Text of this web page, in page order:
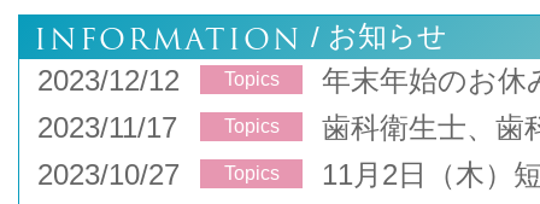
INFORMATION / お知らせ
2023/12/12
Topics
年末年始のお休
2023/11/17
Topics
歯科衛生士、歯
2023/10/27
Topics
11月2日（木）